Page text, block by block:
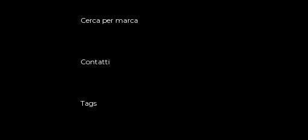
Cerca per marca
Contatti
Tags